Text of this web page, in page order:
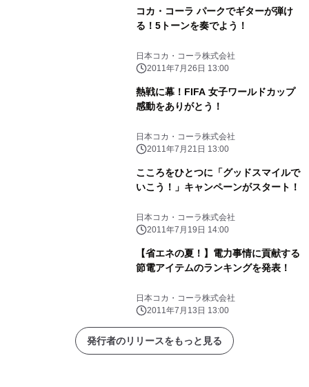
コカ・コーラ パークでギターが弾け
る！5トーンを奏でよう！
日本コカ・コーラ株式会社
2011年7月26日 13:00
熱戦に幕！FIFA 女子ワールドカップ
感動をありがとう！
日本コカ・コーラ株式会社
2011年7月21日 13:00
こころをひとつに「グッドスマイルで
いこう！」キャンペーンがスタート！
日本コカ・コーラ株式会社
2011年7月19日 14:00
【省エネの夏！】電力事情に貢献する
節電アイテムのランキングを発表！
日本コカ・コーラ株式会社
2011年7月13日 13:00
発行者のリリースをもっと見る